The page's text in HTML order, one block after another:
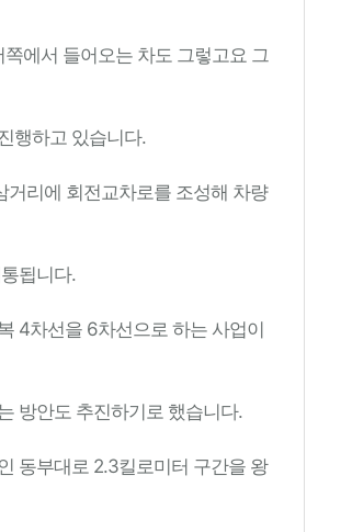
에서 들어오는 차도 그렇고요 그
행하고 있습니다.
리에 회전교차로를 조성해 차량
됩니다.
4차선을 6차선으로 하는 사업이
방안도 추진하기로 했습니다.
동부대로 2.3킬로미터 구간을 왕